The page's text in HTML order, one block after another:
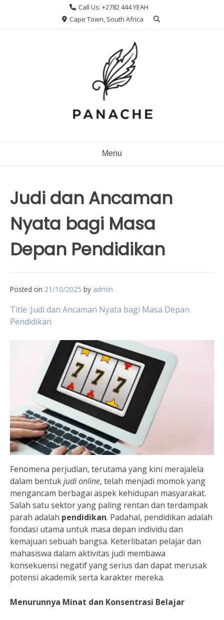
Call Us: +2782 444 YEAH
Cape Town, South Africa
Menu
Judi dan Ancaman
Nyata bagi Masa
Depan Pendidikan
Posted on 21/10/2025 by admin
Title :Judi dan Ancaman Nyata bagi Masa Depan
Pendidikan
Fenomena perjudian, terutama yang kini merajalela
dalam bentukjudi online, telah menjadi momok yang
mengancam berbagai aspek kehidupan masyarakat.
Salah satu sektor yang paling rentan dan terdampak
parah adalah pendidikan. Padahal, pendidikan adalah
fondasi utama untuk masa depan individu dan
kemajuan sebuah bangsa. Keterlibatan pelajar dan
mahasiswa dalam aktivitas judi membawa
konsekuensi negatif yang serius dan dapat merusak
potensi akademik serta karakter mereka.
Menurunnya Minat dan Konsentrasi Belajar